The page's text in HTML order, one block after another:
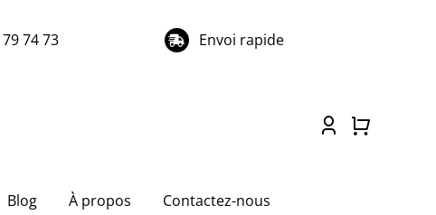
74 73 Envoi rapide
Blog À propos Contactez-nous